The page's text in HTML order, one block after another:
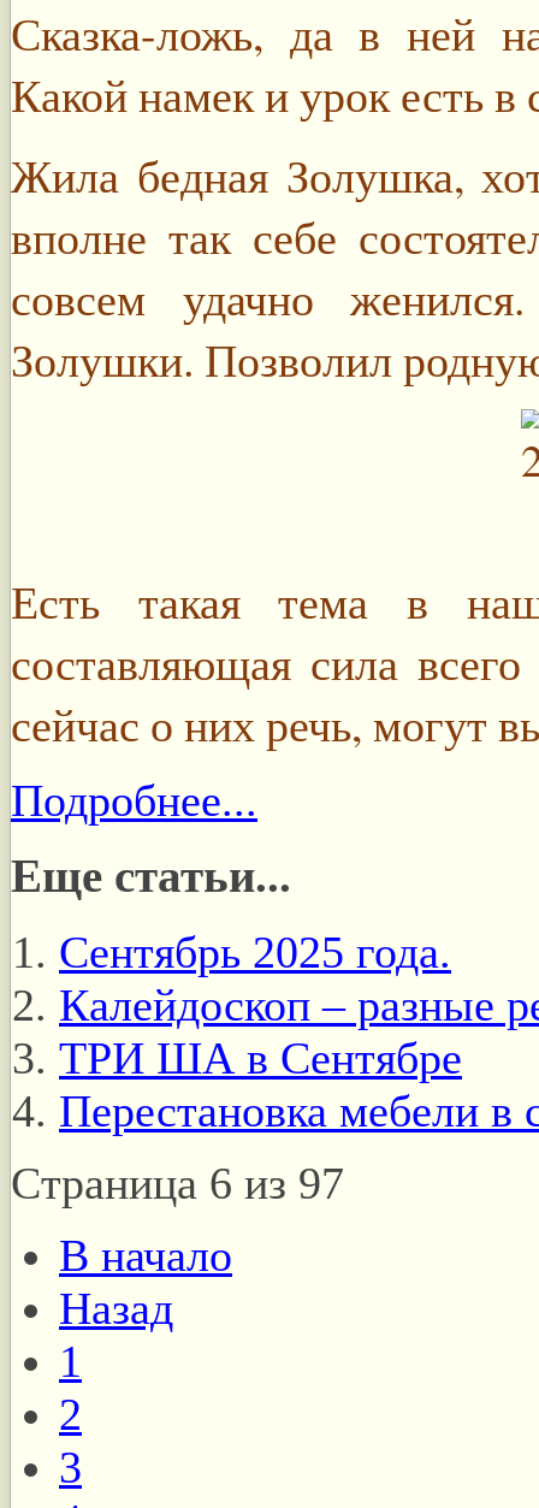
Сказка-ложь, да в ней
Какой намек и урок есть в
Жила бедная Золушка,
вполне так себе
совсем удачно
Золушки. Позволил
Есть такая тема в
составляющая сила
сейчас о них речь, могут
Подробнее...
Еще статьи...
Сентябрь 2025 года.
Калейдоскоп – разные
ТРИ ША в Сентябре
Перестановка мебели в
Страница 6 из 97
В начало
Назад
1
2
3